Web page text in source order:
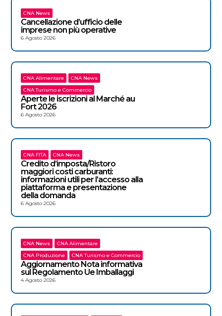
CNA News
Cancellazione d’ufficio delle
imprese non più operative
6 Agosto 2026
CNA Alimentare
CNA News
CNA Turismo e Commercio
Aperte le iscrizioni al Marché au
Fort 2026
6 Agosto 2026
CNA FITA CNA News
Credito d’imposta/Ristoro
maggiori costi carburanti:
informazioni utili per l’accesso alla
piattaforma e presentazione
della domanda
6 Agosto 2026
CNA News
CNA Alimentare
CNA Produzione
CNA Turismo e Commercio
Aggiornamento Nota informativa
sul Regolamento Ue Imballaggi
4 Agosto 2026